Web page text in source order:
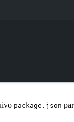
package.json